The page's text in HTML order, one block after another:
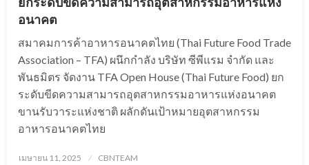
อนาคต
สมาคมการค้าอาหารอนาคตไทย (Thai Future Food Trade
Association – TFA) ผนึกกำลัง บริษัท ซีพีแรม จำกัด และ
พันธมิตร จัดงาน TFA Open House (Thai Future Food) ยก
ระดับขีดความสามารถอุตสาหกรรมอาหารแห่งอนาคต
ขานรับวาระแห่งชาติ ผลักดันเป้าหมายอุตสาหกรรม
อาหารอนาคตไทย
Posted
เมษายน 11, 2025 CBNTEAM